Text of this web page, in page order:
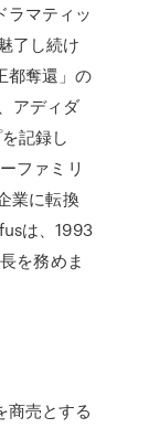
ラマティッ
了し続け
都奪還」の
アディダ
記録し
ファミリ
業に転換
は、1993
を務めま
商売とする